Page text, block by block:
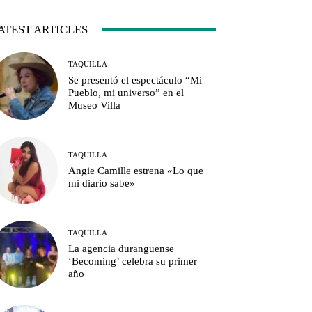
ARTICLES
TAQUILLA
Se presentó el espectáculo “Mi
Pueblo, mi universo” en el
Museo Villa
TAQUILLA
Angie Camille estrena «Lo que
mi diario sabe»
TAQUILLA
La agencia duranguense
‘Becoming’ celebra su primer
año